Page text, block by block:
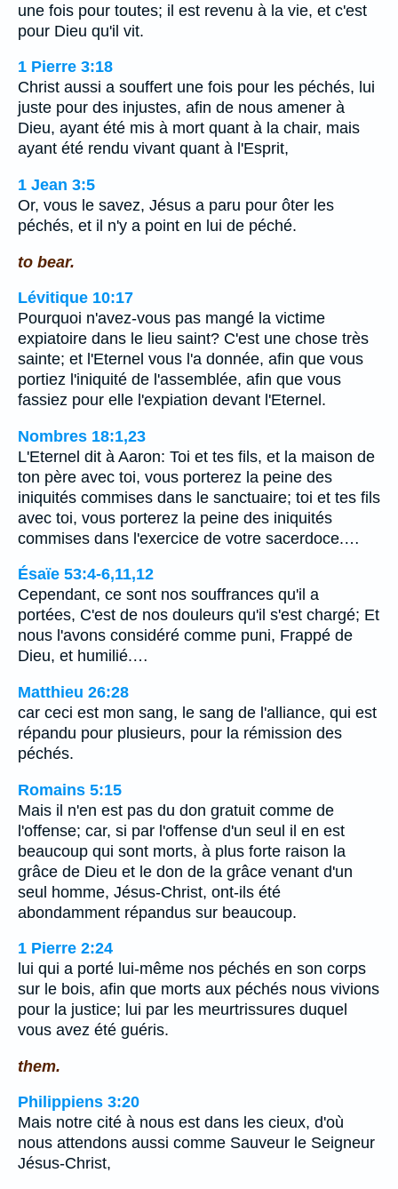
une fois pour toutes; il est revenu à la vie, et c'est
pour Dieu qu'il vit.
1 Pierre 3:18
Christ aussi a souffert une fois pour les péchés, lui
juste pour des injustes, afin de nous amener à
Dieu, ayant été mis à mort quant à la chair, mais
ayant été rendu vivant quant à l'Esprit,
1 Jean 3:5
Or, vous le savez, Jésus a paru pour ôter les
péchés, et il n'y a point en lui de péché.
to bear.
Lévitique 10:17
Pourquoi n'avez-vous pas mangé la victime
expiatoire dans le lieu saint? C'est une chose très
sainte; et l'Eternel vous l'a donnée, afin que vous
portiez l'iniquité de l'assemblée, afin que vous
fassiez pour elle l'expiation devant l'Eternel.
Nombres 18:1,23
L'Eternel dit à Aaron: Toi et tes fils, et la maison de
ton père avec toi, vous porterez la peine des
iniquités commises dans le sanctuaire; toi et tes fils
avec toi, vous porterez la peine des iniquités
commises dans l'exercice de votre sacerdoce.…
Ésaïe 53:4-6,11,12
Cependant, ce sont nos souffrances qu'il a
portées, C'est de nos douleurs qu'il s'est chargé; Et
nous l'avons considéré comme puni, Frappé de
Dieu, et humilié.…
Matthieu 26:28
car ceci est mon sang, le sang de l'alliance, qui est
répandu pour plusieurs, pour la rémission des
péchés.
Romains 5:15
Mais il n'en est pas du don gratuit comme de
l'offense; car, si par l'offense d'un seul il en est
beaucoup qui sont morts, à plus forte raison la
grâce de Dieu et le don de la grâce venant d'un
seul homme, Jésus-Christ, ont-ils été
abondamment répandus sur beaucoup.
1 Pierre 2:24
lui qui a porté lui-même nos péchés en son corps
sur le bois, afin que morts aux péchés nous vivions
pour la justice; lui par les meurtrissures duquel
vous avez été guéris.
them.
Philippiens 3:20
Mais notre cité à nous est dans les cieux, d'où
nous attendons aussi comme Sauveur le Seigneur
Jésus-Christ,